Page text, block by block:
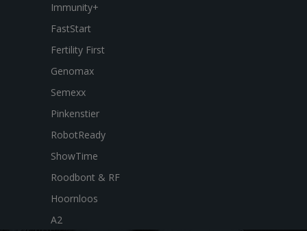
Immunity+
FastStart
Fertility First
Genomax
Semexx
Pinkenstier
RobotReady
ShowTime
Roodbont & RF
Hoornloos
A2